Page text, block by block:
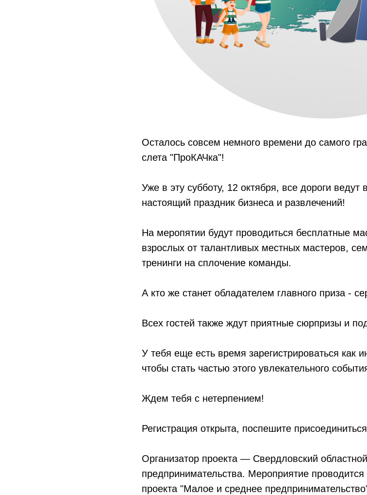
Осталось совсем немного времени до самого
слета "ПроКАЧка"!
Уже в эту субботу, 12 октября, все дороги
настоящий праздник бизнеса и развлечений!
На меропятии будут проводиться бесплатные
взрослых от талантливых местных мастеров,
тренинги на сплочение команды.
А кто же станет обладателем главного приза -
Всех гостей также ждут приятные сюрпризы и
У тебя еще есть время зарегистрироваться как
чтобы стать частью этого увлекательного
Ждем тебя с нетерпением!
Регистрация открыта, поспешите
Организатор проекта — Свердловский
предпринимательства. Мероприятие
проекта "Малое и среднее